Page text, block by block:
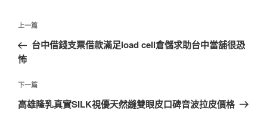
文
導
覽
上
一
篇
章
上一篇
台中借錢支票借款滿足load cell倉儲求助台中當舖很恐
怖
下
一
下一篇
高雄隆乳真實SILK視優天然縫雙眼皮口碑音波拉皮價格